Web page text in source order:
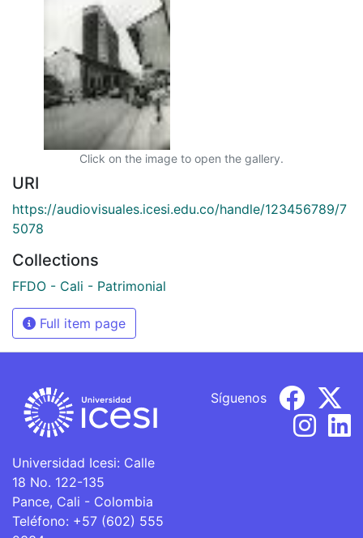
Click on the image to open the gallery.
URI
https://audiovisuales.icesi.edu.co/handle/123456789/7
5078
Collections
FFDO - Cali - Patrimonial
Full item page
Universidad Icesi: Calle
18 No. 122-135
Pance, Cali - Colombia
Teléfono: +57 (602) 555
Síguenos